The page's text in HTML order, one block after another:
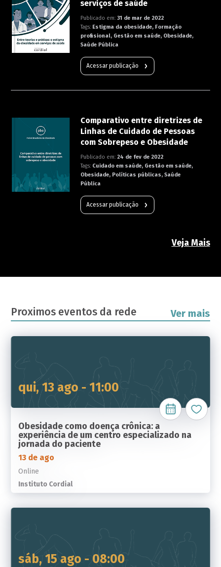
serviços de saúde
Publicado em:31 de mar de 2022
Tags: Estigma da obesidade, Formação
profissional, Gestão em saúde, Obesidade,
Saúde Pública
Acessar publicação
Comparativo entre diretrizes de
Linhas de Cuidado de Pessoas
com Sobrepeso e Obesidade
Publicado em: 24 de fev de 2022
Tags: Cuidado em saúde, Gestão em saúde,
Obesidade, Políticas públicas, Saúde
Pública
Acessar publicação
Veja Mais
Proximos eventos da rede Ver mais
qui, 13 ago - 11:00
Obesidade como doença crônica: a
experiência de um centro especializado na
jornada do paciente
13 de ago
Online
Instituto Cordial
sáb, 15 ago - 08:00